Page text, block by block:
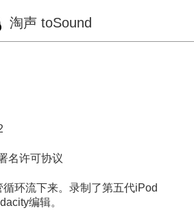
淘声 toSound
名许可协议
循环流下来。录制了第五代iPod
编辑。